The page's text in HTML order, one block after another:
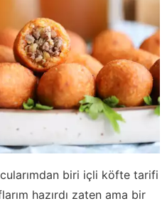
biri içli köfte tarifi
hazırdı zaten ama bir